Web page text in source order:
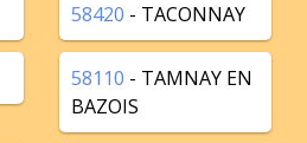
58420 - TACONNAY
58110 - TAMNAY EN
BAZOIS